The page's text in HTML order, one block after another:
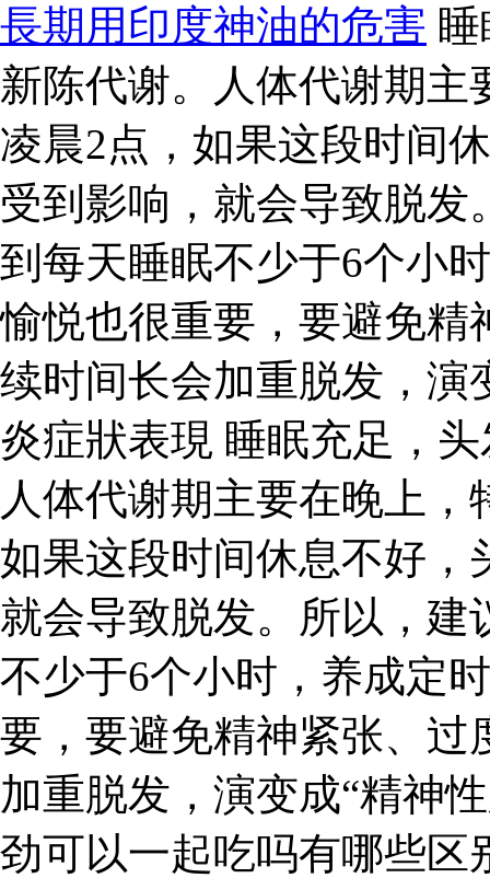
長期用印度神油的危害
新陈代谢。人体代谢期主
凌晨2点，如果这段时间
受到影响，就会导致脱
到每天睡眠不少于6个小
愉悦也很重要，要避免精
续时间长会加重脱发，演
炎症狀表現 睡眠充足，
人体代谢期主要在晚上
如果这段时间休息不好，
就会导致脱发。所以，建
不少于6个小时，养成定
要，要避免精神紧张、过
加重脱发，演变成“精神
劲可以一起吃吗有哪些区